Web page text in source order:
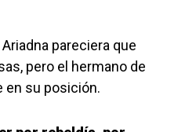
pareciera que
pero el hermano de
en su posición.